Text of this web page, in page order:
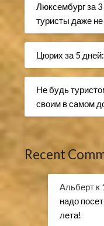
Люксембург за
туристы даже
Цюрих за 5
Не будь
своим в самом
Recent
Альберт к
надо
лета!